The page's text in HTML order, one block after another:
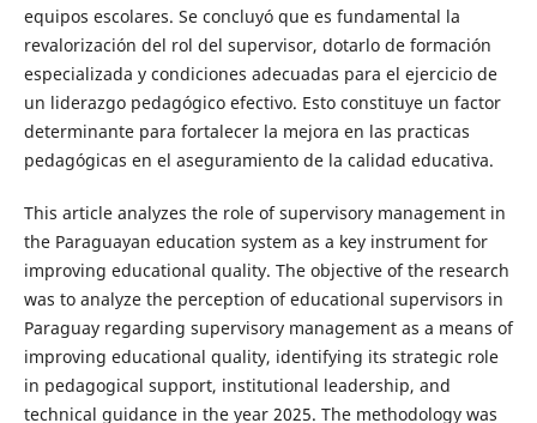
equipos escolares. Se concluyó que es fundamental la
revalorización del rol del supervisor, dotarlo de formación
especializada y condiciones adecuadas para el ejercicio de
un liderazgo pedagógico efectivo. Esto constituye un factor
determinante para fortalecer la mejora en las practicas
pedagógicas en el aseguramiento de la calidad educativa.
This article analyzes the role of supervisory management in
the Paraguayan education system as a key instrument for
improving educational quality. The objective of the research
was to analyze the perception of educational supervisors in
Paraguay regarding supervisory management as a means of
improving educational quality, identifying its strategic role
in pedagogical support, institutional leadership, and
technical guidance in the year 2025. The methodology was